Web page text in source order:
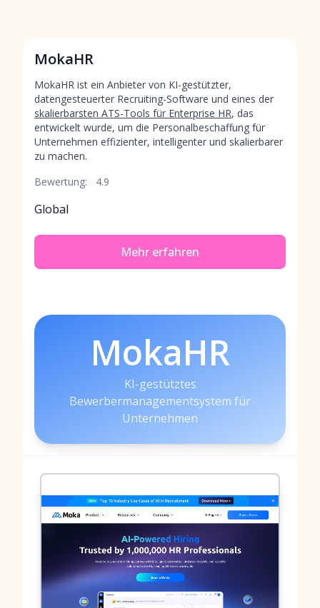
MokaHR
MokaHR ist ein Anbieter von KI-gestützter,
datengesteuerter Recruiting-Software und eines der
skalierbarsten ATS-Tools für Enterprise HR, das
entwickelt wurde, um die Personalbeschaffung für
Unternehmen effizienter, intelligenter und skalierbarer
zu machen.
Bewertung:
4.9
Global
Mehr erfahren
MokaHR
KI-gestütztes
Bewerbermanagementsystem für
Unternehmen